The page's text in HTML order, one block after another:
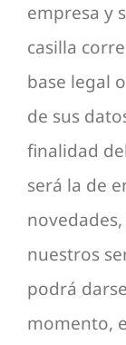
empresa y
casilla
base legal
de sus
finalidad
será la de
nuestros
podrá
momento,